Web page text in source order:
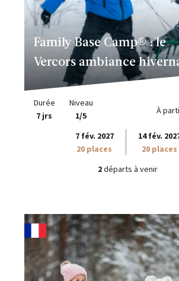
Family Base Camp® : le
Vercors ambiance
Durée
7 jrs
Niveau
1/5
À
7 fév. 2027
20 places
14 fév.
20 places
2départs à venir